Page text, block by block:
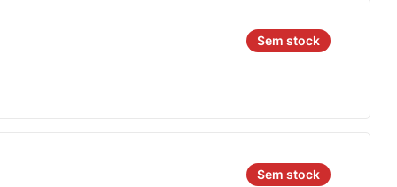
Sem stock
Sem stock